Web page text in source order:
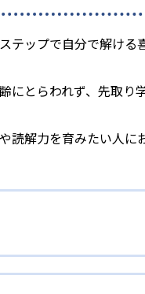
テップで自分で解ける
にとらわれず、先取り
読解力を育みたい人に
習